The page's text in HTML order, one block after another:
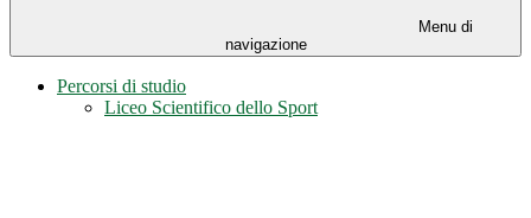
Menu di
navigazione
Percorsi di studio
Liceo Scientifico dello Sport